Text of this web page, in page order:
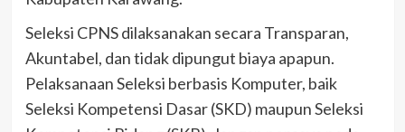
Seleksi CPNS dilaksanakan secara Transparan,
Akuntabel, dan tidak dipungut biaya apapun.
Pelaksanaan Seleksi berbasis Komputer, baik
Seleksi Kompetensi Dasar (SKD) maupun Seleksi